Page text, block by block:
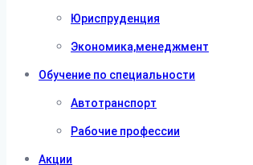
Юриспруденция
Экономика,менеджмент
Обучение по специальности
Автотранспорт
Рабочие профессии
Акции